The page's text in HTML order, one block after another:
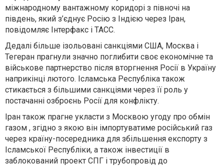
міжнародному вантажному коридорі з півночі на
південь, який з’єднує Росію з Індією через Іран,
повідомляє Інтерфакс і ТАСС.
Дедалі більше ізольовані санкціями США, Москва і
Тегеран прагнули значно поглибити своє економічне та
військове партнерство після вторгнення Росії в Україну
наприкінці лютого. Ісламська Республіка також
стикається з більшими санкціями через її роль у
постачанні озброєнь Росії для конфлікту.
Іран також прагне укласти з Москвою угоду про обмін
газом , згідно з якою він імпортуватиме російський газ
через країну-посередника для збільшення експорту з
Ісламської Республіки, а також інвестиції в
заблокований проект СПГ і трубопровід до